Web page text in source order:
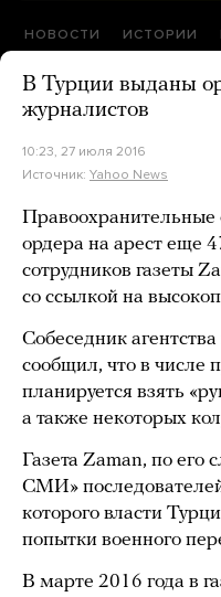
НОВОСТИ ИСТОРИИ
В Турции выданы
журналистов
10:23, 27 июля 2016
Источник: Yahoo News
ордера на арест еще
сотрудников газеты
со ссылкой на
Собеседник
сообщил, что в числе
планируется взять
а также некоторых
Газета Zaman, по
СМИ»
которого власти
попытки военного
В марте 2016 года в